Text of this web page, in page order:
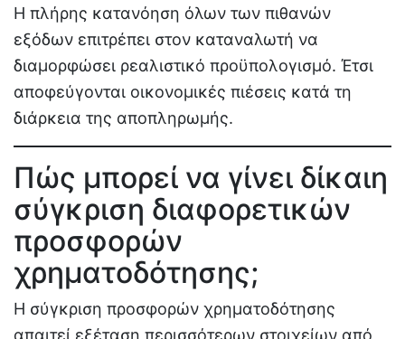
Η πλήρης κατανόηση όλων των πιθανών
εξόδων επιτρέπει στον καταναλωτή να
διαμορφώσει ρεαλιστικό προϋπολογισμό. Έτσι
αποφεύγονται οικονομικές πιέσεις κατά τη
διάρκεια της αποπληρωμής.
Πώς μπορεί να γίνει δίκαιη
σύγκριση διαφορετικών
προσφορών
χρηματοδότησης;
Η σύγκριση προσφορών χρηματοδότησης
απαιτεί εξέταση περισσότερων στοιχείων από